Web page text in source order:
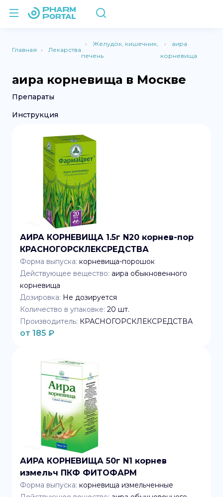
Главная Лекарства
Желудок, кишечник,
печень
аира
корневища
аира корневища в Москве
Препараты
Инструкция
АИРА КОРНЕВИЩА 1.5г N20 корнев-пор
КРАСНОГОРСКЛЕКСРЕДСТВА
Форма выпуска: корневища-порошок
Действующее вещество: аира обыкновенного
корневища
Дозировка: Не дозируется
Количество в упаковке: 20 шт.
Производитель: КРАСНОГОРСКЛЕКСРЕДСТВА
от 185 ₽
АИРА КОРНЕВИЩА 50г N1 корнев
измельч ПКФ ФИТОФАРМ
Форма выпуска: корневища измельченные